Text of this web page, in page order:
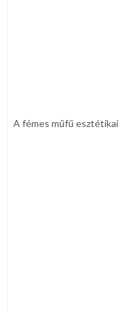
A fémes műfű